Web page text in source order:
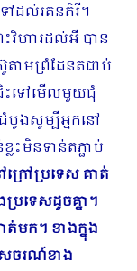
ៅដល់រតនគិរី។
វិហារដល់អី បាន
តាមព្រំដែនតជាប់
ជិះទៅមើលមួយជុំ
បូងសូម្បីអ្នកនៅ
ះមិនទាន់តភ្ជាប់
ក្រៅប្រទេស គាត់
ប្រទេសដូចគ្នា។
ត់មក។ ខាងក្នុង
សចរណ៍ខាង